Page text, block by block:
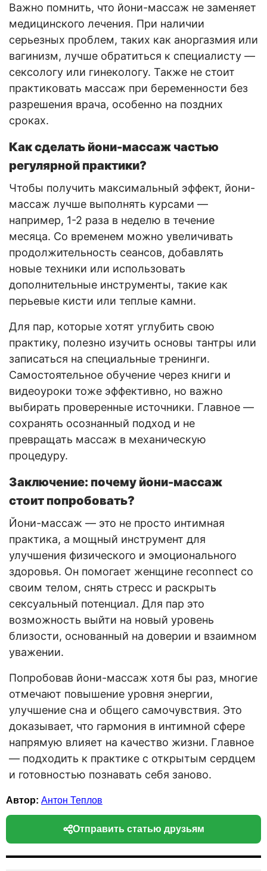
Важно помнить, что йони-массаж не заменяет
медицинского лечения. При наличии
серьезных проблем, таких как аноргазмия или
вагинизм, лучше обратиться к специалисту —
сексологу или гинекологу. Также не стоит
практиковать массаж при беременности без
разрешения врача, особенно на поздних
сроках.
Как сделать йони-массаж частью
регулярной практики?
Чтобы получить максимальный эффект, йони-
массаж лучше выполнять курсами —
например, 1-2 раза в неделю в течение
месяца. Со временем можно увеличивать
продолжительность сеансов, добавлять
новые техники или использовать
дополнительные инструменты, такие как
перьевые кисти или теплые камни.
Для пар, которые хотят углубить свою
практику, полезно изучить основы тантры или
записаться на специальные тренинги.
Самостоятельное обучение через книги и
видеоуроки тоже эффективно, но важно
выбирать проверенные источники. Главное —
сохранять осознанный подход и не
превращать массаж в механическую
процедуру.
Заключение: почему йони-массаж
стоит попробовать?
Йони-массаж — это не просто интимная
практика, а мощный инструмент для
улучшения физического и эмоционального
здоровья. Он помогает женщине reconnect со
своим телом, снять стресс и раскрыть
сексуальный потенциал. Для пар это
возможность выйти на новый уровень
близости, основанный на доверии и взаимном
уважении.
Попробовав йони-массаж хотя бы раз, многие
отмечают повышение уровня энергии,
улучшение сна и общего самочувствия. Это
доказывает, что гармония в интимной сфере
напрямую влияет на качество жизни. Главное
— подходить к практике с открытым сердцем
и готовностью познавать себя заново.
Автор: Антон Теплов
Отправить статью друзьям